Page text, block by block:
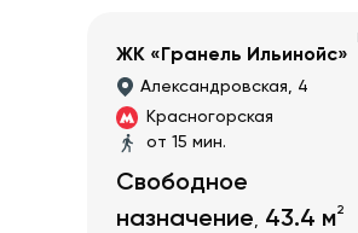
ЖК «Гранель Ильинойс»
Александровская, 4
Красногорская
от 15 мин.
Свободное
назначение, 43.4 м2